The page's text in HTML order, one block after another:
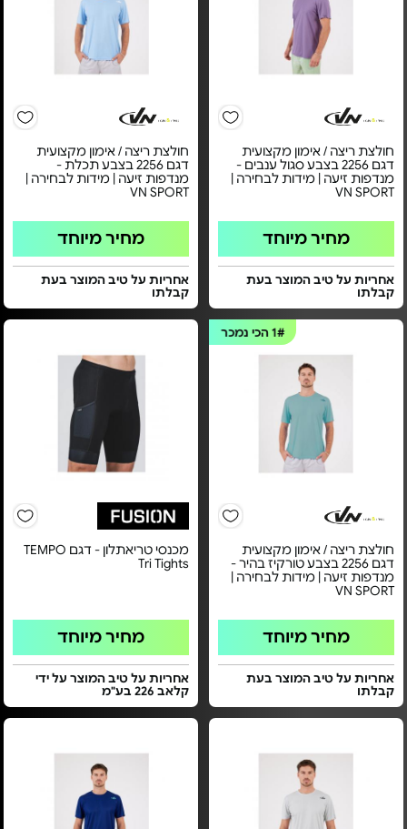
חולצת ריצה / אימון מקצועית
דגם 2256 בצבע סגול ענבים -
מנדפות זיעה | מידות לבחירה |
VN SPORT
מחיר מיוחד
אחריות על טיב המוצר בעת
קבלתו
חולצת ריצה / אימון מקצועית
דגם 2256 בצבע תכלת -
מנדפות זיעה | מידות לבחירה |
VN SPORT
מחיר מיוחד
אחריות על טיב המוצר בעת
קבלתו
1#הכי נמכר
חולצת ריצה / אימון מקצועית
דגם 2256 בצבע טורקיז בהיר -
מנדפות זיעה | מידות לבחירה |
VN SPORT
מחיר מיוחד
אחריות על טיב המוצר בעת
קבלתו
מכנסי טריאתלון - דגם TEMPO
Tri Tights
מחיר מיוחד
אחריות על טיב המוצר על ידי
קלאב 226 בע"מ